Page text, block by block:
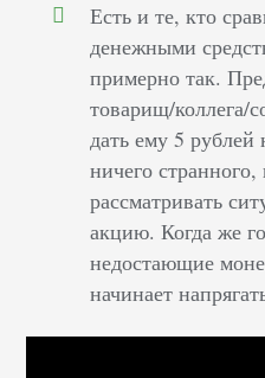
Есть и те, кто
денежными
примерно так.
товарищ/коллега/
дать ему 5
ничего
рассматривать
акцию. Когда же
недостающие
начинает